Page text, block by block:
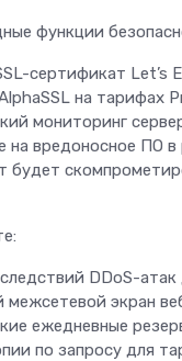
функции
сертификат Let’s
на тарифах
мониторинг
на вредоносное ПО в
будет
DDoS-
экран
ежедневные
по запросу для